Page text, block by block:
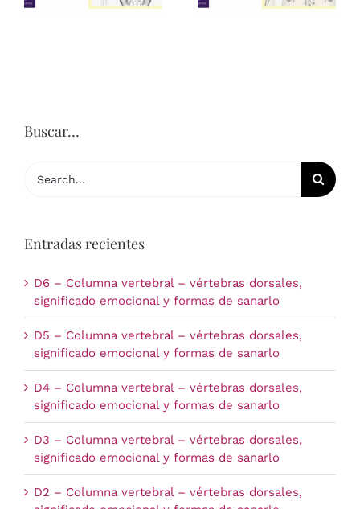
Buscar…
for:
Entradas recientes
D6 – Columna vertebral – vértebras dorsales,
significado emocional y formas de sanarlo
D5 – Columna vertebral – vértebras dorsales,
significado emocional y formas de sanarlo
D4 – Columna vertebral – vértebras dorsales,
significado emocional y formas de sanarlo
D3 – Columna vertebral – vértebras dorsales,
significado emocional y formas de sanarlo
D2 – Columna vertebral – vértebras dorsales,